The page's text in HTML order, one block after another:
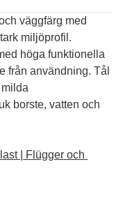
väggfärg med
miljöprofil.
höga funktionella
från användning. Tål
borste, vatten och
| Flügger och